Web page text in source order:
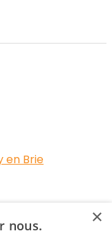
en Brie
×
nous.